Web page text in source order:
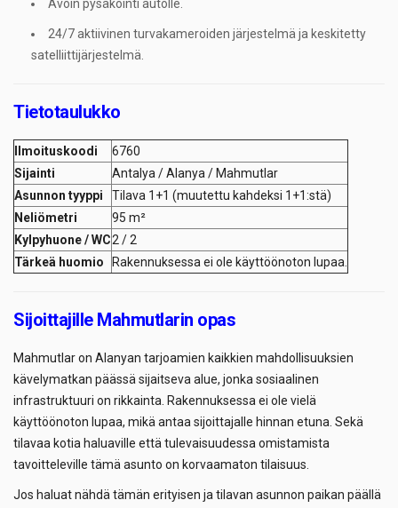
Avoin pysäköinti autolle.
24/7 aktiivinen turvakameroiden järjestelmä ja keskitetty
satelliittijärjestelmä.
Tietotaulukko
Ilmoituskoodi
6760
Sijainti
Antalya / Alanya / Mahmutlar
Asunnon tyyppi
Tilava 1+1 (muutettu kahdeksi 1+1:stä)
Neliömetri
95 m²
Kylpyhuone / WC2 / 2
Tärkeä huomio
Rakennuksessa ei ole käyttöönoton lupaa.
Sijoittajille Mahmutlarin opas
Mahmutlar on Alanyan tarjoamien kaikkien mahdollisuuksien
kävelymatkan päässä sijaitseva alue, jonka sosiaalinen
infrastruktuuri on rikkainta. Rakennuksessa ei ole vielä
käyttöönoton lupaa, mikä antaa sijoittajalle hinnan etuna. Sekä
tilavaa kotia haluaville että tulevaisuudessa omistamista
tavoitteleville tämä asunto on korvaamaton tilaisuus.
Jos haluat nähdä tämän erityisen ja tilavan asunnon paikan päällä